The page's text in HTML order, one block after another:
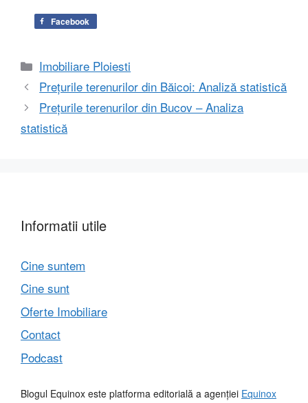
Facebook
Categorii
Imobiliare Ploiesti
Prețurile terenurilor din Băicoi: Analiză statistică
Prețurile terenurilor din Bucov – Analiza
statistică
Informatii utile
Cine suntem
Cine sunt
Oferte Imobiliare
Contact
Podcast
Blogul Equinox este platforma editorială a agenției Equinox